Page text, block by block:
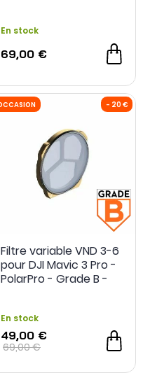
En stock
69,00 €
Filtre variable VND 3-6
pour DJI Mavic 3 Pro -
PolarPro - Grade B -
En stock
49,00 €
69,00 €